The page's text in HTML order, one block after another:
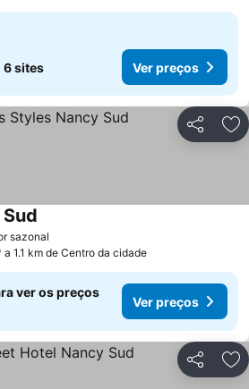
6 sites Ver preços
Partilhar
sazonal
a 1.1 km de Centro da cidade
ver os preços
Ver preços
Partilhar